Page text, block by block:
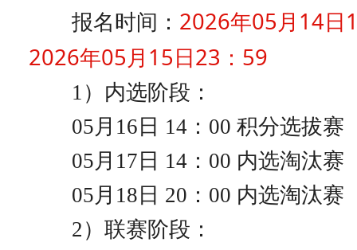
报名时间： 2026年05月14日
2026年05月15日23：59
1）内选阶段：
05月16日 14：00 积分选拔赛
05月17日 14：00 内选淘汰赛
05月18日 20：00 内选淘汰赛
2）联赛阶段：